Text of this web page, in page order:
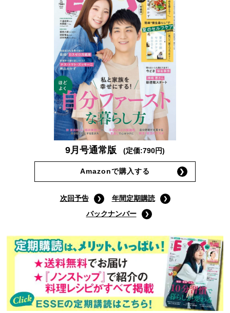
9月号通常版 (定価:790円)
Amazonで購入する
次回予告
年間定期購読
バックナンバー